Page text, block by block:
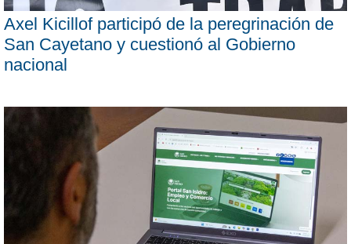
Axel Kicillof participó de la peregrinación de
San Cayetano y cuestionó al Gobierno
nacional